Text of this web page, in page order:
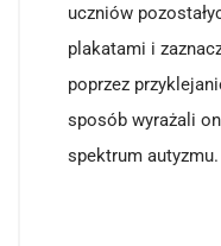
uczniów
plakatami i
poprzez
sposób wyrażali
spektrum autyzmu.